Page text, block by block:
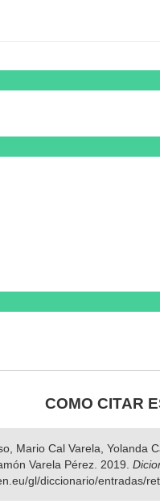
COMO CITAR
Mario Cal Varela,
Varela Pérez. 2019.
gl/diccionario/entradas/